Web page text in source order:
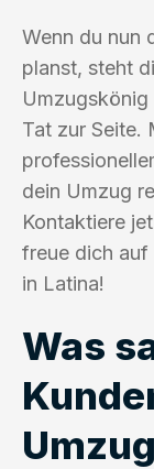
Wenn du nun
planst, steht
Umzugskönig
Tat zur Seite.
dein Umzug
Kontaktiere
freue dich auf
in Latina!
Was